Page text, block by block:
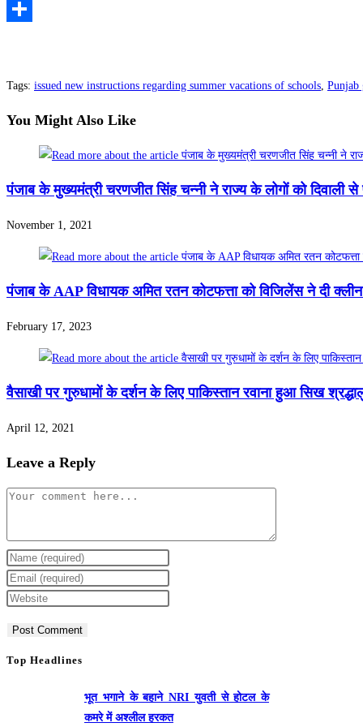
Telegram
Tags: issued new instructions regarding summer vacations of schools, Punjab
You Might Also Like
पंजाब के मुख्यमंत्री चरणजीत सिंह चन्नी ने राज्य के लोगों को दिवाली
November 1, 2021
पंजाब के AAP विधायक अमित रतन कोटफत्ता को विजिलेंस ने दी
February 17, 2023
वैसाखी पर गुरुधामों के दर्शन के लिए पाकिस्तान रवाना हुआ सिख
April 12, 2021
Leave a Reply
Top Headlines
भूत भगाने के बहाने NRI युवती से होटल के
कमरे में अश्लील हरकत